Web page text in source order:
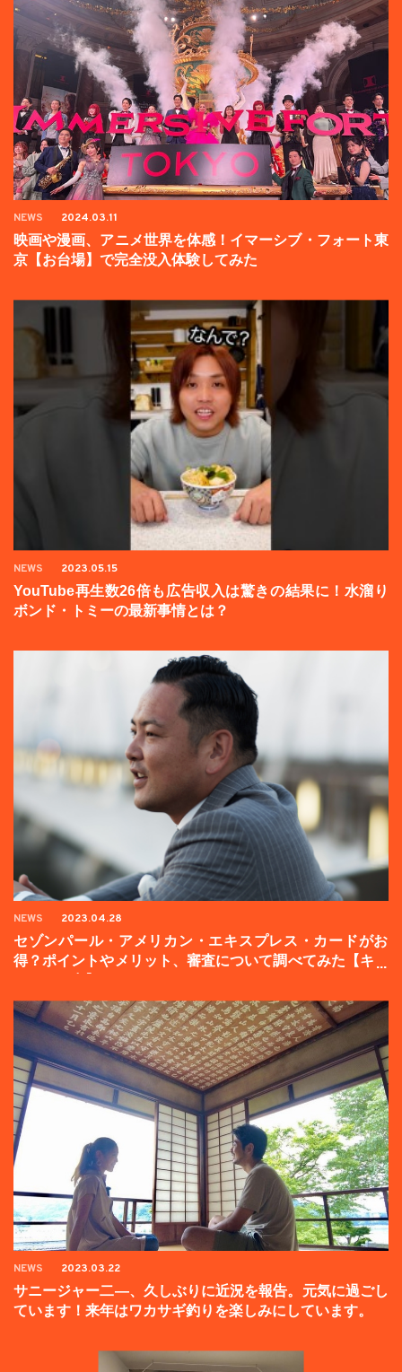
NEWS 2024.03.11
映画や漫画、アニメ世界を体感！イマーシブ・フォート東
京【お台場】で完全没入体験してみた
NEWS 2023.05.15
YouTube再生数26倍も広告収入は驚きの結果に！水溜り
ボンド・トミーの最新事情とは？
NEWS 2023.04.28
セゾンパール・アメリカン・エキスプレス・カードがお
得？ポイントやメリット、審査について調べてみた【キャ
NEWS 2023.03.22
サニージャー二―、久しぶりに近況を報告。元気に過ごし
ています！来年はワカサギ釣りを楽しみにしています。